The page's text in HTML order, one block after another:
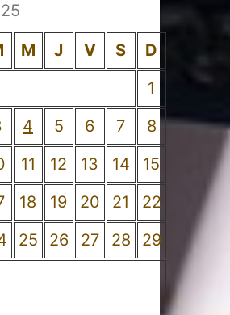
M J V S
D
1
4 5 6 7
8
11 12 13 14
15
18 19 20 21
22
25 26 27 28
29